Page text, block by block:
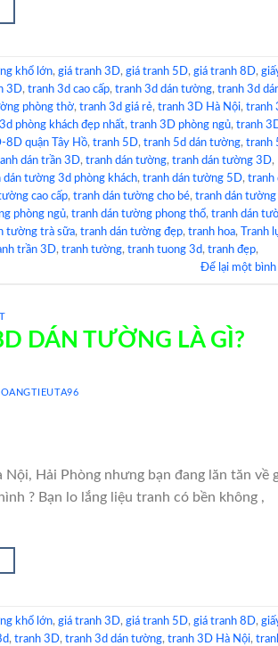
khổ lớn, giá tranh 3D, giá tranh 5D, giá tranh 8D,
3D, tranh 3d cao cấp, tranh 3d dán tường, tranh 3d
phòng thờ, tranh 3d giá rẻ, tranh 3D Hà Nội, tranh
phòng khách đẹp nhất, tranh 3D phòng ngủ, tranh
quận Tây Hồ, tranh 5D, tranh 5d dán tường, tranh
dán trần 3D, tranh dán tường, tranh dán tường 3D,
dán tường 3d phòng khách, tranh dán tường 5D, tranh
cao cấp, tranh dán tường cho bé, tranh dán tường
phòng ngủ, tranh dán tường phong thổ, tranh dán
tường trà sữa, tranh dán tường đẹp, tranh hoa,
Tranh
trần 3D, tranh tường, tranh tuong 3d, tranh đẹp,
Để lại một bình
DÁN TƯỜNG LÀ GÌ?
Hải Phòng nhưng bạn đang lăn tăn về
? Bạn lo lắng liệu tranh có bền không ,
khổ lớn, giá tranh 3D, giá tranh 5D, giá tranh 8D,
, tranh 3D, tranh 3d dán tường, tranh 3D Hà Nội,